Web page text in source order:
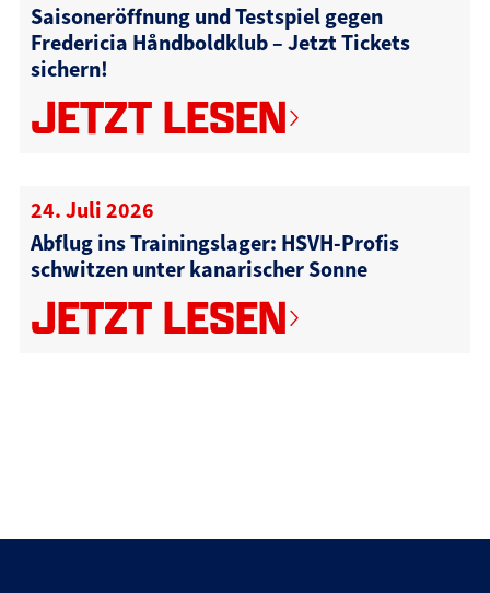
Saisoneröffnung und Testspiel gegen
Fredericia Håndboldklub – Jetzt Tickets
sichern!
JETZT LESEN
24. Juli 2026
Abflug ins Trainingslager: HSVH-Profis
schwitzen unter kanarischer Sonne
JETZT LESEN